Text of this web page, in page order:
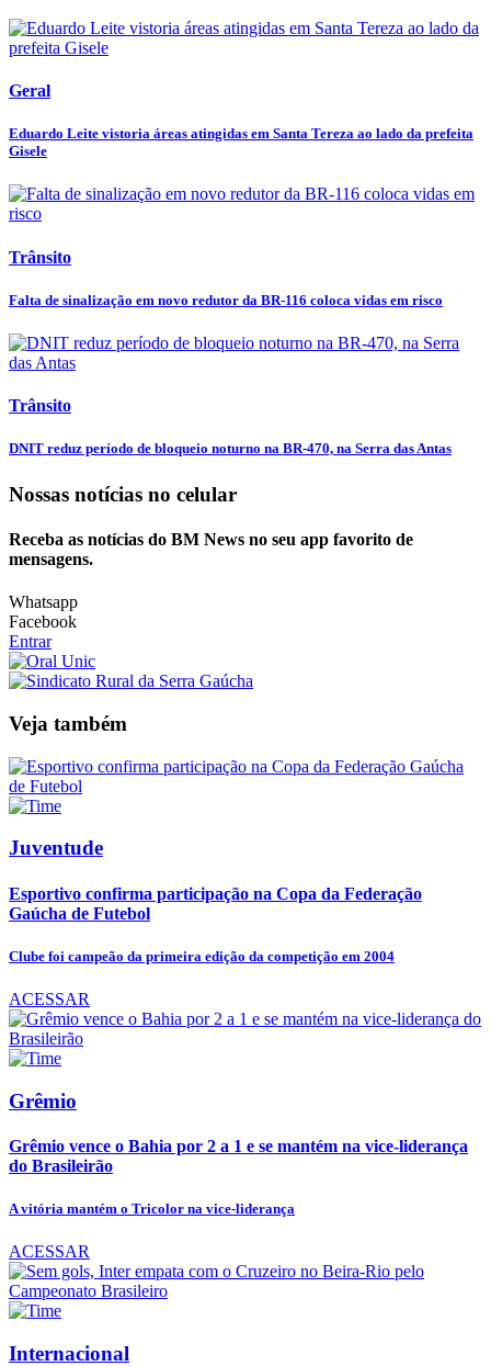
Geral
Eduardo Leite vistoria áreas atingidas em Santa Tereza ao lado da prefeita
Gisele
Trânsito
Falta de sinalização em novo redutor da BR-116 coloca vidas em risco
Trânsito
DNIT reduz período de bloqueio noturno na BR-470, na Serra das Antas
Nossas notícias no celular
Receba as notícias do BM News no seu app favorito de
mensagens.
Whatsapp
Facebook
Entrar
Veja também
Juventude
Esportivo confirma participação na Copa da Federação
Gaúcha de Futebol
Clube foi campeão da primeira edição da competição em 2004
ACESSAR
Grêmio
Grêmio vence o Bahia por 2 a 1 e se mantém na vice-liderança
do Brasileirão
A vitória mantém o Tricolor na vice-liderança
ACESSAR
Internacional